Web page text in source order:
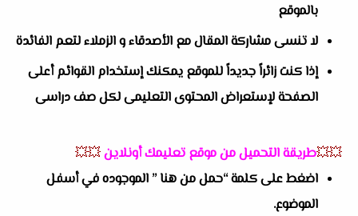
بالموقع
لا تنسى مشاركة المقال مع الأصدقاء و الزملاء لتعم الفائدة
إذا كنت زائراً جديداً للموقع يمكنك إستخدام القوائم أعلى
الصفحة لإستعراض المحتوى التعليمى لكل صف دراسى
💥💥طريقة التحميل من موقع تعليمك أونلاين💥💥
اضغط على كلمة “حمل من هنا ” الموجوده في أسفل
الموضوع.